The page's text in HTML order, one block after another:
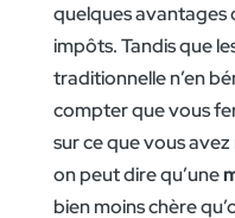
quelques avantages
impôts. Tandis que
traditionnelle n’en
compter que vous
sur ce que vous
on peut dire qu’une
bien moins chère